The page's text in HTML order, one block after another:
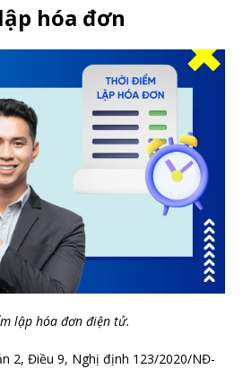
hóa đơn
lập hóa đơn điện tử.
2, Điều 9, Nghị định 123/2020/NĐ-